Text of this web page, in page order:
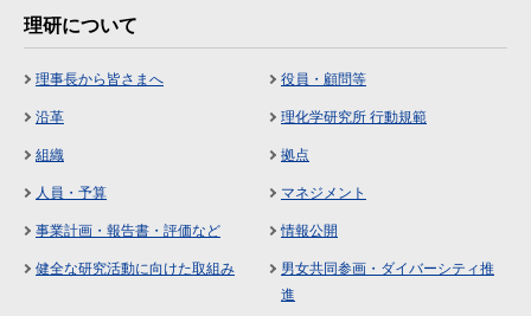
理研について
理事長から皆さまへ 役員・顧問等
沿革 理化学研究所 行動規範
組織 拠点
人員・予算 マネジメント
事業計画・報告書・評価など 情報公開
健全な研究活動に向けた取組み
男女共同参画・ダイバーシティ推
進